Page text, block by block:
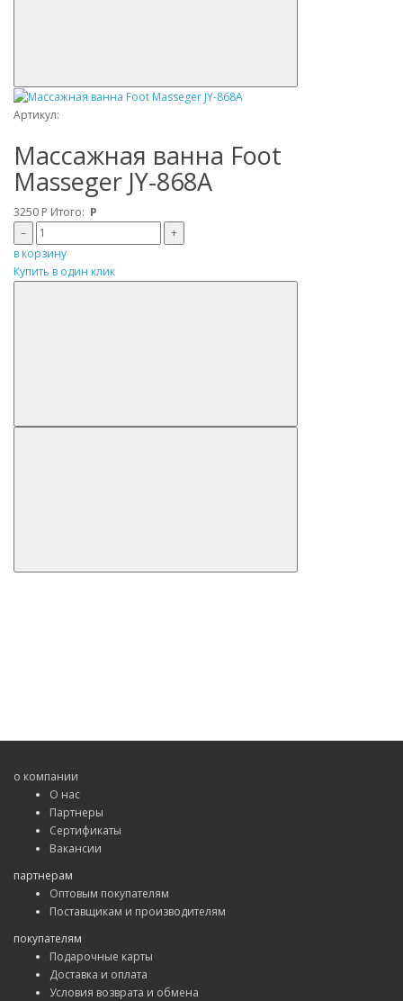
Артикул:
Массажная ванна Foot
Masseger JY-868A
3250 Р Итого: Р
–
+
в корзину
Купить в один клик
о компании
О нас
Партнеры
Сертификаты
Вакансии
партнерам
Оптовым покупателям
Поставщикам и производителям
покупателям
Подарочные карты
Доставка и оплата
Условия возврата и обмена